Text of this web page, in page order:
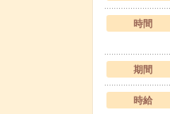
時間
期間
時給